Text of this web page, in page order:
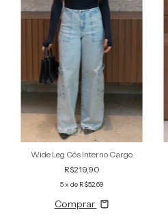
1/5
Wide Leg Cós Interno Cargo
R$219,90
5x de R$52,69
Comprar